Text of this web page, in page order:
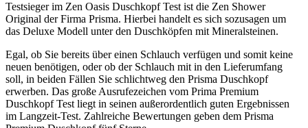
Testsieger im Zen Oasis Duschkopf Test ist die Zen Shower
Original der Firma Prisma. Hierbei handelt es sich sozusagen um
das Deluxe Modell unter den Duschköpfen mit Mineralsteinen.
Egal, ob Sie bereits über einen Schlauch verfügen und somit keine
neuen benötigen, oder ob der Schlauch mit in den Lieferumfang
soll, in beiden Fällen Sie schlichtweg den Prisma Duschkopf
erwerben. Das große Ausrufezeichen vom Prima Premium
Duschkopf Test liegt in seinen außerordentlich guten Ergebnissen
im Langzeit-Test. Zahlreiche Bewertungen geben dem Prisma